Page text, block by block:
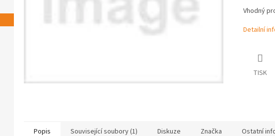
Vhodný
Detailní
TISK
Popis Související soubory (1) Diskuze Značka Ostatní